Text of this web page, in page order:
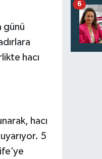
günü
hacı
hacı
5
6